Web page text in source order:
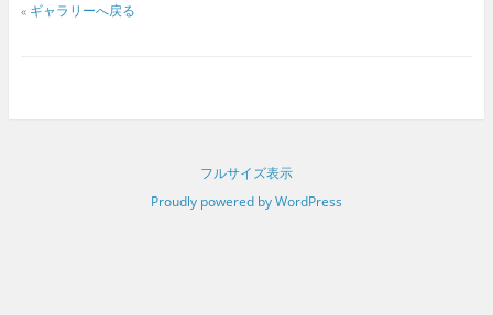
« ギャラリーへ戻る
フルサイズ表示
Proudly powered by WordPress